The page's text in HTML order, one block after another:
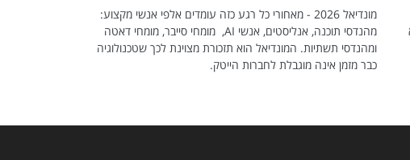
מונדיאל 2026 - מאחורי כל רגע כזה עומדים אלפי אנשי מקצוע:
מהנדסי תוכנה, אנליסטים, אנשי AI, מומחי סייבר, מומחי דאטה
ומהנדסי תשתיות. המונדיאל הוא תזכורת מצוינת לכך שטכנולוגיה
כבר מזמן אינה מוגבלת לחברות הייטק.